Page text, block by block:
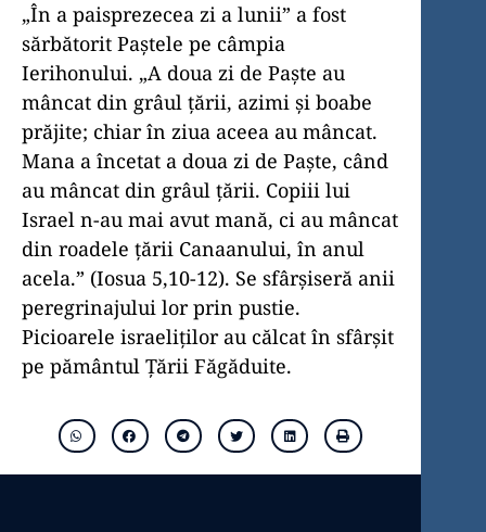
„În a paisprezecea zi a lunii” a fost
sărbătorit Paștele pe câmpia
Ierihonului. „A doua zi de Paște au
mâncat din grâul țării, azimi și boabe
prăjite; chiar în ziua aceea au mâncat.
Mana a încetat a doua zi de Paște, când
au mâncat din grâul țării. Copiii lui
Israel n-au mai avut mană, ci au mâncat
din roadele țării Canaanului, în anul
acela.” (Iosua 5,10-12). Se sfârșiseră anii
peregrinajului lor prin pustie.
Picioarele israeliților au călcat în sfârșit
pe pământul Țării Făgăduite.